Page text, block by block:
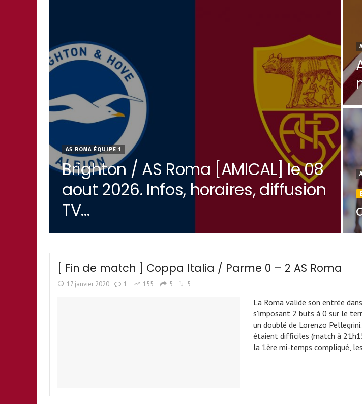
AS ROMA ÉQUIPE 1
Brighton / AS Roma [AMICAL] le 08
aout 2026. Infos, horaires, diffusion
TV…
[ Fin de match ] Coppa Italia / Parme 0 – 2 AS Roma
17 janvier 2020 1 155 5 5
La Roma valide son entrée
s'imposant 2 buts à 0 sur le
un doublé de Lorenzo
étaient difficiles (match à
la 1ère mi-temps compliqué,